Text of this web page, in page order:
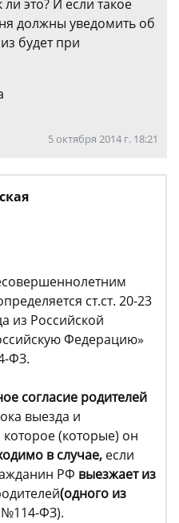
это? И если такое
должны уведомить об
будет при
5 октября 2014 г. 18:21
ст.ст. 20-23
из Российской
Федерацию»
ФЗ.
согласие родителей
выезда и
которое (которые) он
в случае, если
РФ выезжает из
(одного из
№114-ФЗ).